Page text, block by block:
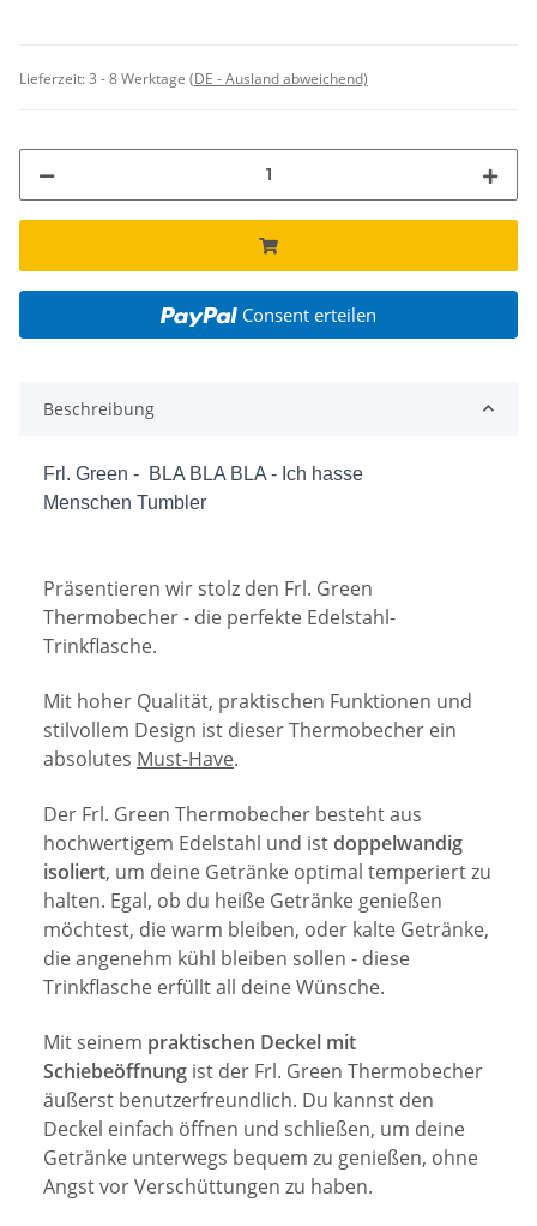
Lieferzeit:3 - 8 Werktage (DE - Ausland abweichend)
Consent erteilen
Beschreibung
Frl. Green - BLA BLA BLA - Ich hasse
Menschen Tumbler
Präsentieren wir stolz den Frl. Green
Thermobecher - die perfekte Edelstahl-
Trinkflasche.
Mit hoher Qualität, praktischen Funktionen und
stilvollem Design ist dieser Thermobecher ein
absolutes Must-Have.
Der Frl. Green Thermobecher besteht aus
hochwertigem Edelstahl und istdoppelwandig
isoliert, um deine Getränke optimal temperiert zu
halten. Egal, ob du heiße Getränke genießen
möchtest, die warm bleiben, oder kalte Getränke,
die angenehm kühl bleiben sollen - diese
Trinkflasche erfüllt all deine Wünsche.
Mit seinem praktischen Deckel mit
Schiebeöffnung ist der Frl. Green Thermobecher
äußerst benutzerfreundlich. Du kannst den
Deckel einfach öffnen und schließen, um deine
Getränke unterwegs bequem zu genießen, ohne
Angst vor Verschüttungen zu haben.